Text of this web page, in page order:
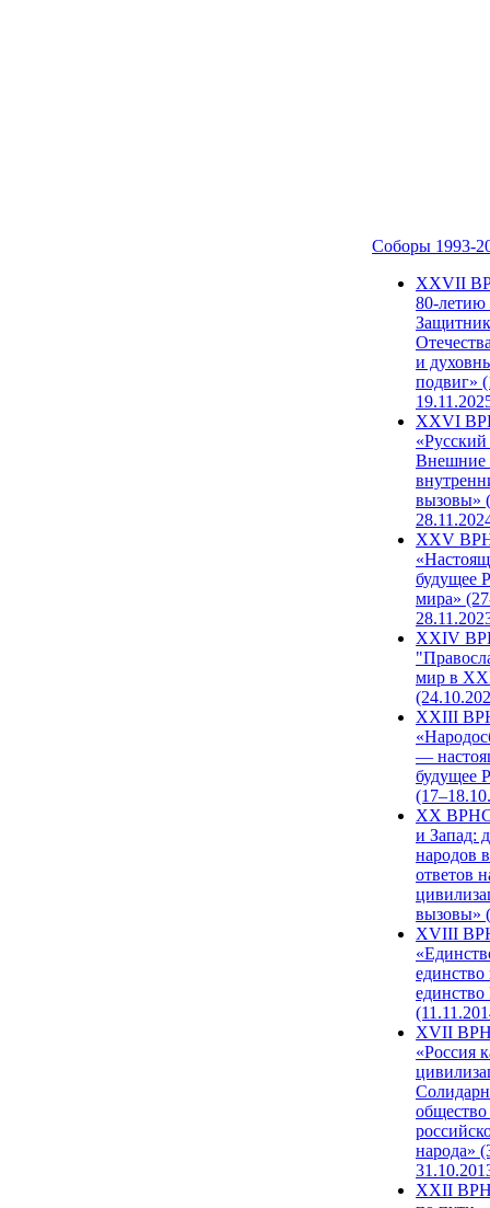
Соборы 1993-
ХХVII
80-
и
подвиг»
XXVI
Внешние
вызовы»
XXV
будущее
мира»
XXIV
мир в
XXIII
—
будущее
XX ВРНС
и Запад:
народов
ответов
вызовы»
XVIII
единство
единство
XVII
«Россия
народа»
XXII